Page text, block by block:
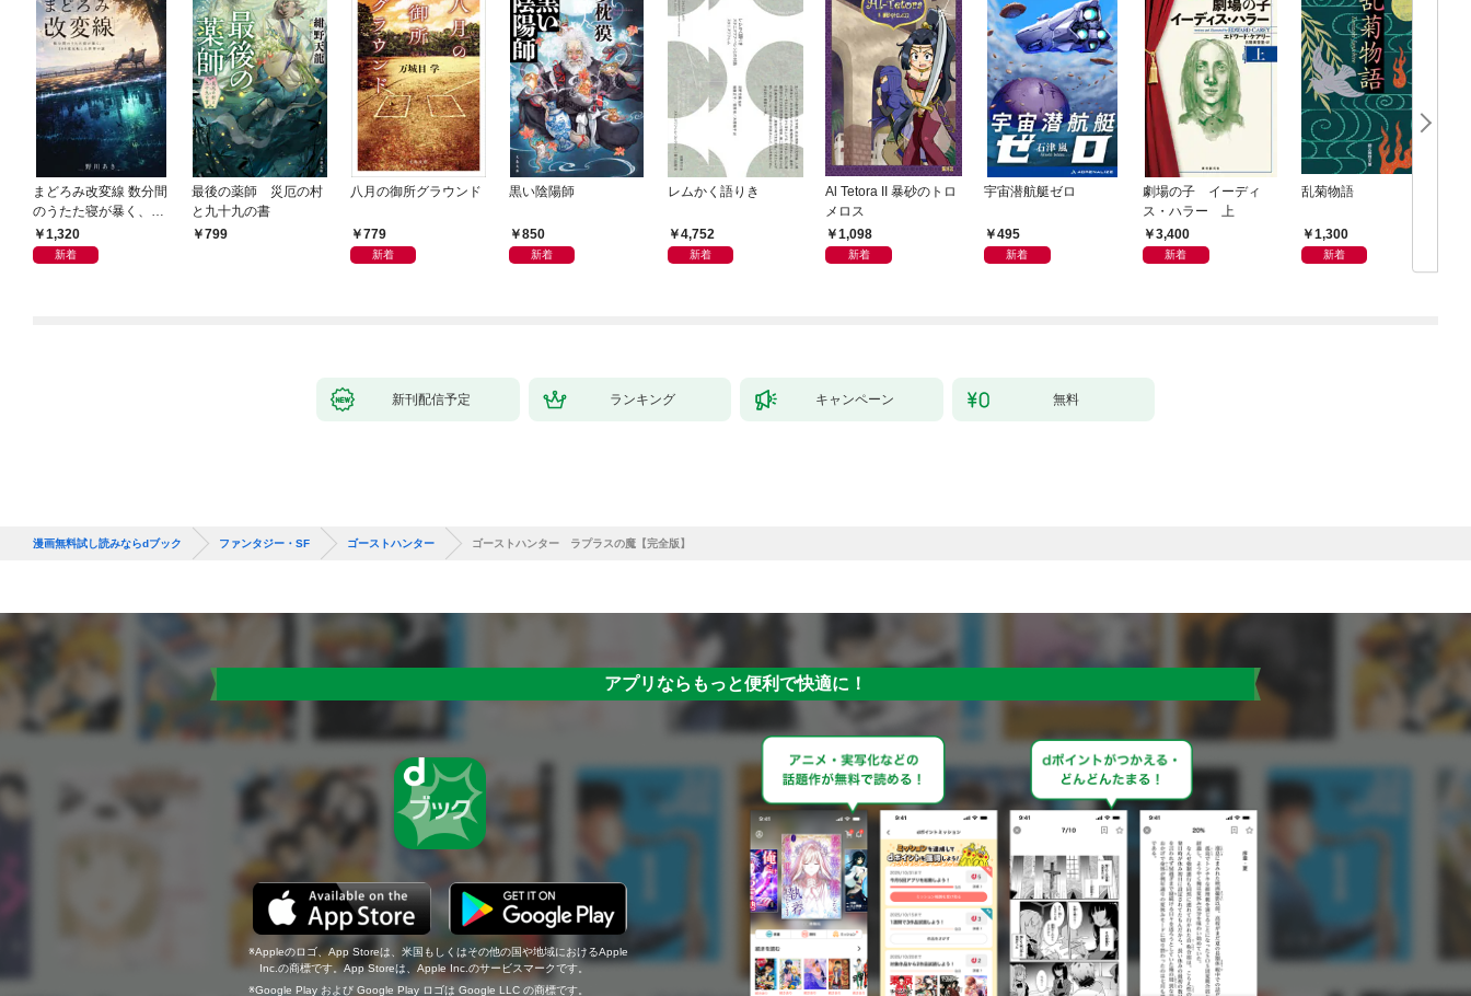
まどろみ改変線 数分間
のうたた寝が暴く、18
0度反転した世界の謎
1,320
新着
最後の薬師 災厄の村
と九十九の書
799
八月の御所グラウンド
779
新着
黒い陰陽師
850
新着
レムかく語りき
4,752
新着
Al Tetora II 暴砂のトロ
メロス
1,098
新着
宇宙潜航艇ゼロ
495
新着
劇場の子 イーディ
ス・ハラー 上
3,400
新着
乱菊物語
1,300
新着
新刊配信予定 ランキング キャンペーン 無料
漫画無料試し読みならdブック ファンタジー・SF ゴーストハンター ゴーストハンター ラプラスの魔【完全版】
アプリならもっと便利で快適に！
Appleのロゴ、App Storeは、米国もしくはその他の国や地域におけるApple
Inc.の商標です。App Storeは、Apple Inc.のサービスマークです。
Google Play および Google Play ロゴは Google LLC の商標です。